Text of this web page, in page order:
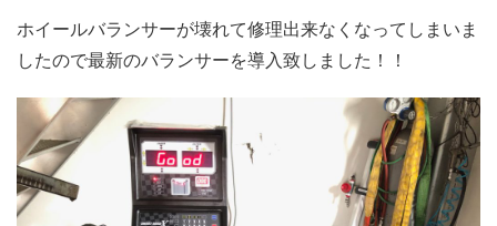
ホイールバランサーが壊れて修理出来なくなってしまいま
したので最新のバランサーを導入致しました！！